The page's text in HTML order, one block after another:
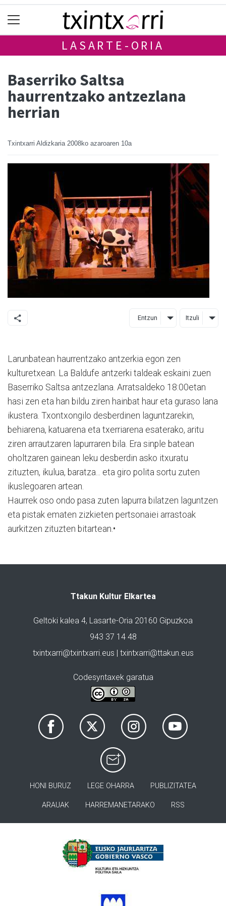
LASARTE-ORIA
Baserriko Saltsa
haurrentzako antzezlana
herrian
Txintxarri Aldizkaria 2008ko azaroaren 10a
Entzun Itzuli
Larunbatean haurrentzako antzerkia egon zen
kulturetxean. La Baldufe antzerki taldeak eskaini zuen
Baserriko Saltsa antzezlana. Arratsaldeko 18:00etan
hasi zen eta han bildu ziren hainbat haur eta guraso lana
ikustera. Txontxongilo desberdinen laguntzarekin,
behiarena, katuarena eta txerriarena esaterako, aritu
ziren arrautzaren lapurraren bila. Era sinple batean
oholtzaren gainean leku desberdin asko itxuratu
zituzten, ikulua, baratza... eta giro polita sortu zuten
ikuslegoaren artean.
Haurrek oso ondo pasa zuten lapurra bilatzen laguntzen
eta pistak ematen zizkieten pertsonaiei arrastoak
aurkitzen zituzten bitartean.•
Ttakun Kultur Elkartea
Geltoki kalea 4, Lasarte-Oria 20160 Gipuzkoa
943 37 14 48
txintxarri@txintxarri.eus | txintxarri@ttakun.eus
Codesyntaxek garatua
HONI BURUZ LEGE OHARRA PUBLIZITATEA
ARAUAK HARREMANETARAKO RSS